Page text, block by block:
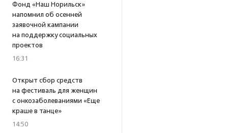
Фонд «Наш Норильск»
напомнил об осенней
заявочной кампании
на поддержку социальных
проектов
16:31
Открыт сбор средств
на фестиваль для женщин
с онкозаболеваниями «Еще
краше в танце»
14:50